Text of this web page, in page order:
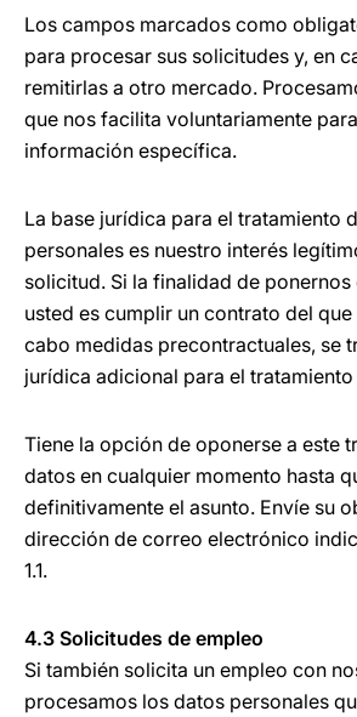
Los campos marcados como
para procesar sus solicitudes y, en
remitirlas a otro mercado.
que nos facilita voluntariamente
información específica.
La base jurídica para el tratamiento
personales es nuestro interés
solicitud. Si la finalidad de
usted es cumplir un contrato del
cabo medidas precontractuales, se
jurídica adicional para el
Tiene la opción de oponerse a este
datos en cualquier momento hasta
definitivamente el asunto. Envíe su
dirección de correo electrónico
1.1.
4.3 Solicitudes de empleo
Si también solicita un empleo con
procesamos los datos personales